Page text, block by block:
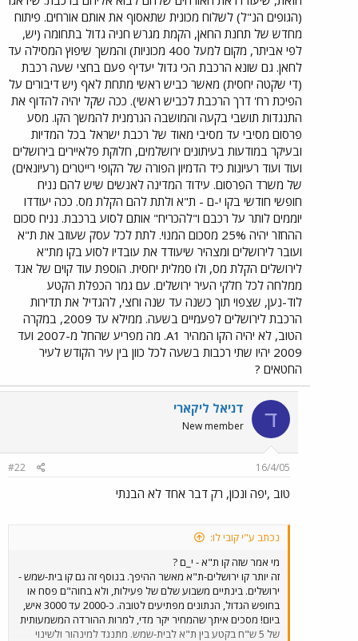
(הגופים הנ"ל) לשלוח מכונית שתאסוף את אותם אורחים. פיתוח
מחדש של תחנת החאן, הקמת מגרש חניה גדול בתחומה (יש,
לפי אביתר, מקום למעל 400 מכוניות) והמשך שיפוץ המסילה עד
לחאן. גם שונא הרכבת הכי גדול יעדיף פעם בחצי שעה רכבת
(די שקטה יחסית) מאשר כביש ראשי מתחת לאף (יש דיבורים על
הפיכת רח' דרך הרכבת לכביש ראשי). ככה שקל יהיה להדוף את
התנגדות תושבי בקעה והמושבה הגרמנית להמשך הקו. מסע
פרסום מסיבי עד מסיבי מאוד של רכבת ישראל בכל המדיות
ובעיקר במודעות בעיתונים ירושלמים, חלוקת פלאיירים בירושלים
ועוד ועוד רעיונות כיד הדמיון הפורה של הקופי רייטרים (רעיונאים)
של משרד הפרסום. עידוד המדינה לאנשים שיש להם נניח
חופשי חודשי בקו י-ם - ת"א ולתת להם הקלת מס. ככה יעודדו
יוממים לותר על רכבם ו"להכריח" אותם לסוע ברכבת. נניח סכום
ההחזר יהיה 25% מסכום המנוי. לתת לכל עסק שעוזב את ת"א
ועובר לירושלים ומצהיר שיעודד את עובדיו לסוע בקו מת"א
לירושלים הקלת מס, ולו סמלית יחסית. הוספת עוד קוים של אגד
ממלחה לכל חלקי העיר ירושלים. עם גמר הכפלת הקטע
לוד-נען, שצפוי תוך כשנה עד שנה וחצי, להגדיל את תדירות
הרכבת לירושלים לפעמיים בשעה. ממילא עד 2009, במקרה
הטוב, לא יהיה הקו המהיר A1. מה מפריע שהחל מ-2007 ועד
2009 יהיו שתי רכבות בשעה לכל כוון בין עיר הקודש לעיר
החטאים ?
ד דניאל ליקארי
New member
16/4/05
#22
טוב ,יפה ונכון, רק דבר אחד לא הבנתי
נכתב ע"י קובי לו:
מי אמר שזה קו ת"א - י_ם ?
זה יותר קו ירושלים-ת"א מאשר ההיפך. בנוסף זה גם קו בית-שמש -
ירושלים. בינתיים משבוע שלם של פעילות, ולא בחוה"ם פסח או
בחופש הגדול, הנתונים מפתיעים לטובה. כ-2000 עד 3000 איש,
ביום! מסכים איתך שהמחיר יקר מדי, למרות ההורדה המשמעותית
של 5 ש"ח בקטע בין ת"א לבית-שמש. מתנגד למינהור ולשינוי